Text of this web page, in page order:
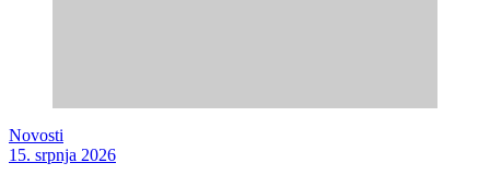
Novosti
15. srpnja 2026